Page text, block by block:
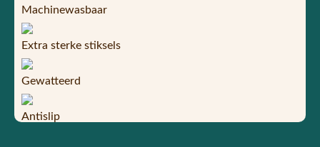
Machinewasbaar
Extra sterke stiksels
Gewatteerd
Antislip